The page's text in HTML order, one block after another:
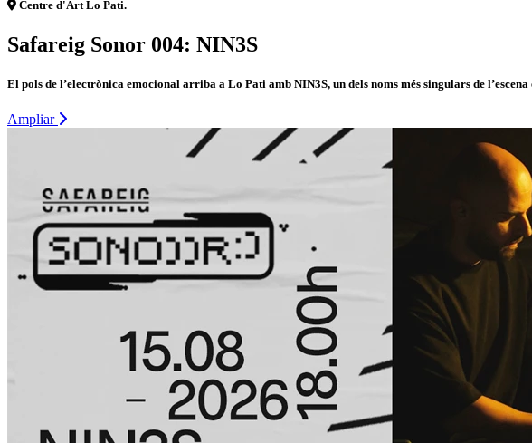
Centre d'Art Lo Pati.
Safareig Sonor 004: NIN3S
El pols de l’electrònica emocional arriba a Lo Pati amb NIN3S, un dels noms més singulars de
Ampliar